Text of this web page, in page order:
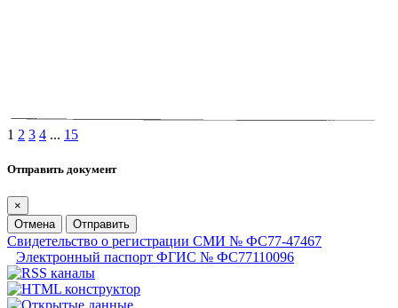
1 2 3 4 ... 15
Отправить документ
×
Отмена
Отправить
Свидетельство о регистрации СМИ № ФС77-47467
Электронный паспорт ФГИС № ФС77110096